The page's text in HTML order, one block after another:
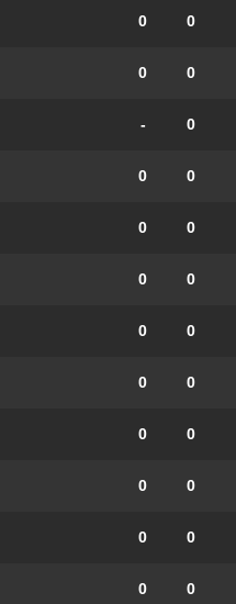
0 0
0 0
- 0
0 0
0 0
0 0
0 0
0 0
0 0
0 0
0 0
0 0